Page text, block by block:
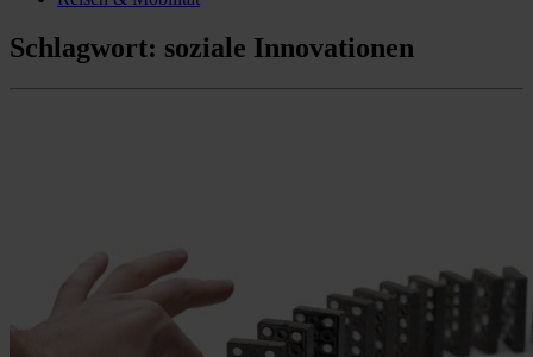
Schlagwort: soziale Innovationen